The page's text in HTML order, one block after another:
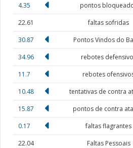
4.35
pontos
22.61
faltas sofridas
30.87
Pontos Vindos do
34.96
rebotes
11.7
rebotes
10.48
tentativas de contra
15.87
pontos de contra
0.17
faltas flagrantes
22.04
Faltas Pessoais